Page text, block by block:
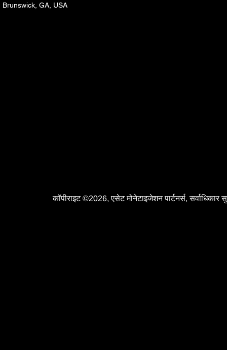
Brunswick, GA, USA
कॉपीराइट ©2026, एसेट मोनेटाइजेशन पार्टनर्स,